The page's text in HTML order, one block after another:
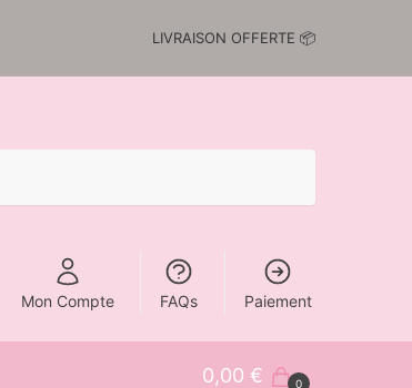
LIVRAISON OFFERTE 📦
Mon Compte FAQs Paiement
0,00 € 0